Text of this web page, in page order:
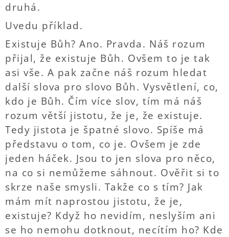
druhá.
Uvedu příklad.
Existuje Bůh? Ano. Pravda. Náš rozum
přijal, že existuje Bůh. Ovšem to je tak
asi vše. A pak začne náš rozum hledat
další slova pro slovo Bůh. Vysvětlení, co,
kdo je Bůh. Čím více slov, tím má náš
rozum větší jistotu, že je, že existuje.
Tedy jistota je špatné slovo. Spíše má
představu o tom, co je. Ovšem je zde
jeden háček. Jsou to jen slova pro něco,
na co si nemůžeme sáhnout. Ověřit si to
skrze naše smysli. Takže co s tím? Jak
mám mít naprostou jistotu, že je,
existuje? Když ho nevidím, neslyším ani
se ho nemohu dotknout, necítím ho? Kde